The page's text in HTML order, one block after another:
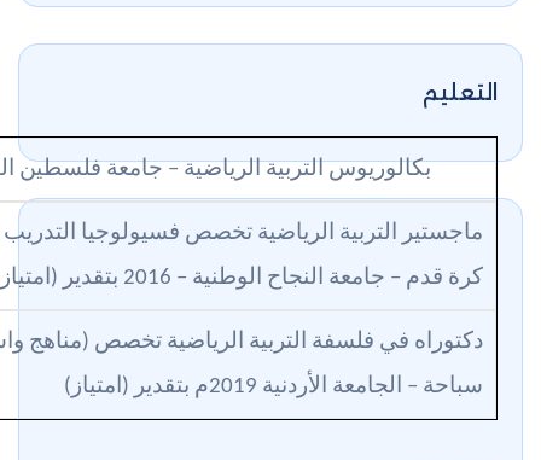
التعليم
بكالوريوس التربية الرياضية – جامعة فلسطين
ماجستير التربية الرياضية تخصص فسيولوجيا
كرة قدم – جامعة النجاح الوطنية – 2016 بتقدير (امتياز)
دكتوراه في فلسفة التربية الرياضية تخصص (مناهج
سباحة – الجامعة الأردنية 2019م بتقدير (امتياز)